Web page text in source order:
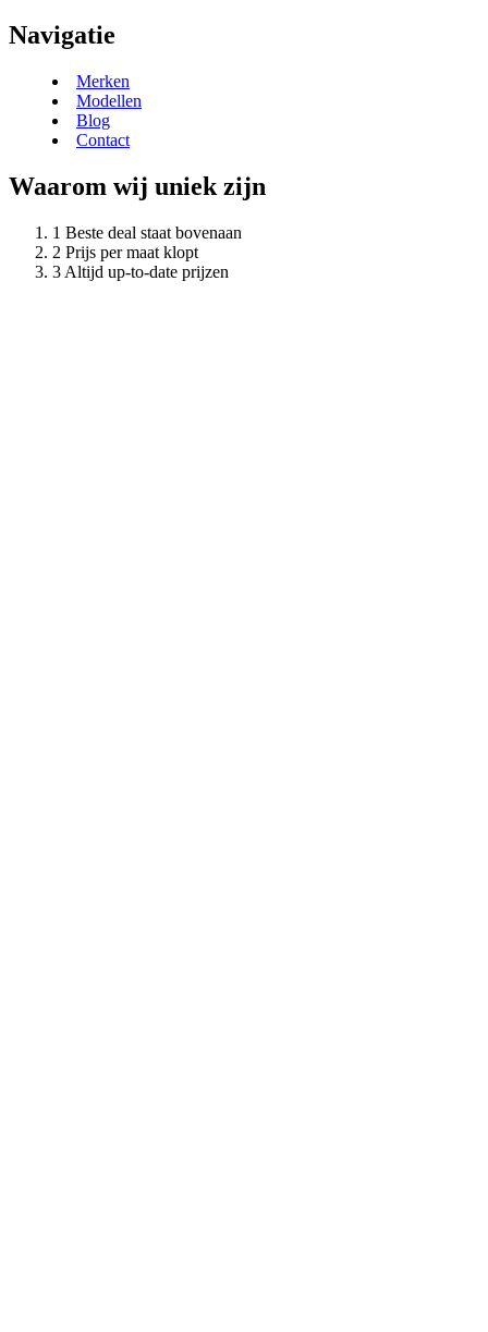
Navigatie
Merken
Modellen
Blog
Contact
Waarom wij uniek zijn
Beste deal staat bovenaan
Prijs per maat klopt
Altijd up-to-date prijzen